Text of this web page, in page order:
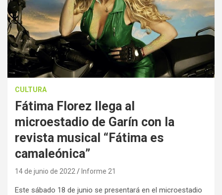
CULTURA
Fátima Florez llega al
microestadio de Garín con la
revista musical “Fátima es
camaleónica”
14 de junio de 2022 Informe 21
Este sábado 18 de junio se presentará en el microestadio